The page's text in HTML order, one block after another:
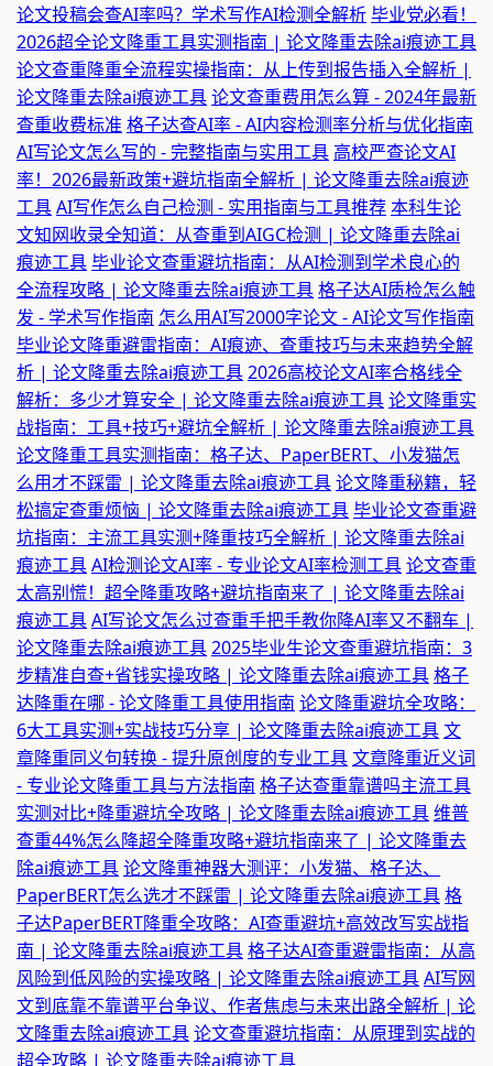
论文投稿会查AI率吗？学术写作AI检测全解析毕业党必看！
2026超全论文降重工具实测指南 | 论文降重去除ai痕迹工具
论文查重降重全流程实操指南：从上传到报告插入全解析 |
论文降重去除ai痕迹工具论文查重费用怎么算 - 2024年最新
查重收费标准 格子达查AI率 - AI内容检测率分析与优化指南
AI写论文怎么写的 - 完整指南与实用工具 高校严查论文AI
率！2026最新政策+避坑指南全解析 | 论文降重去除ai痕迹
工具AI写作怎么自己检测 - 实用指南与工具推荐本科生论
文知网收录全知道：从查重到AIGC检测 | 论文降重去除ai
痕迹工具毕业论文查重避坑指南：从AI检测到学术良心的
全流程攻略 | 论文降重去除ai痕迹工具格子达AI质检怎么触
发 - 学术写作指南 怎么用AI写2000字论文 - AI论文写作指南
毕业论文降重避雷指南：AI痕迹、查重技巧与未来趋势全解
析 | 论文降重去除ai痕迹工具2026高校论文AI率合格线全
解析：多少才算安全 | 论文降重去除ai痕迹工具论文降重实
战指南：工具+技巧+避坑全解析 | 论文降重去除ai痕迹工具
论文降重工具实测指南：格子达、PaperBERT、小发猫怎
么用才不踩雷 | 论文降重去除ai痕迹工具论文降重秘籍，轻
松搞定查重烦恼 | 论文降重去除ai痕迹工具毕业论文查重避
坑指南：主流工具实测+降重技巧全解析 | 论文降重去除ai
痕迹工具AI检测论文AI率 - 专业论文AI率检测工具论文查重
太高别慌！超全降重攻略+避坑指南来了 | 论文降重去除ai
痕迹工具AI写论文怎么过查重手把手教你降AI率又不翻车 |
论文降重去除ai痕迹工具2025毕业生论文查重避坑指南：3
步精准自查+省钱实操攻略 | 论文降重去除ai痕迹工具格子
达降重在哪 - 论文降重工具使用指南 论文降重避坑全攻略：
6大工具实测+实战技巧分享 | 论文降重去除ai痕迹工具文
章降重同义句转换 - 提升原创度的专业工具文章降重近义词
- 专业论文降重工具与方法指南 格子达查重靠谱吗主流工具
实测对比+降重避坑全攻略 | 论文降重去除ai痕迹工具维普
查重44%怎么降超全降重攻略+避坑指南来了 | 论文降重去
除ai痕迹工具论文降重神器大测评：小发猫、格子达、
PaperBERT怎么选才不踩雷 | 论文降重去除ai痕迹工具格
子达PaperBERT降重全攻略：AI查重避坑+高效改写实战指
南 | 论文降重去除ai痕迹工具格子达AI查重避雷指南：从高
风险到低风险的实操攻略 | 论文降重去除ai痕迹工具AI写网
文到底靠不靠谱平台争议、作者焦虑与未来出路全解析 | 论
文降重去除ai痕迹工具论文查重避坑指南：从原理到实战的
超全攻略 | 论文降重去除ai痕迹工具